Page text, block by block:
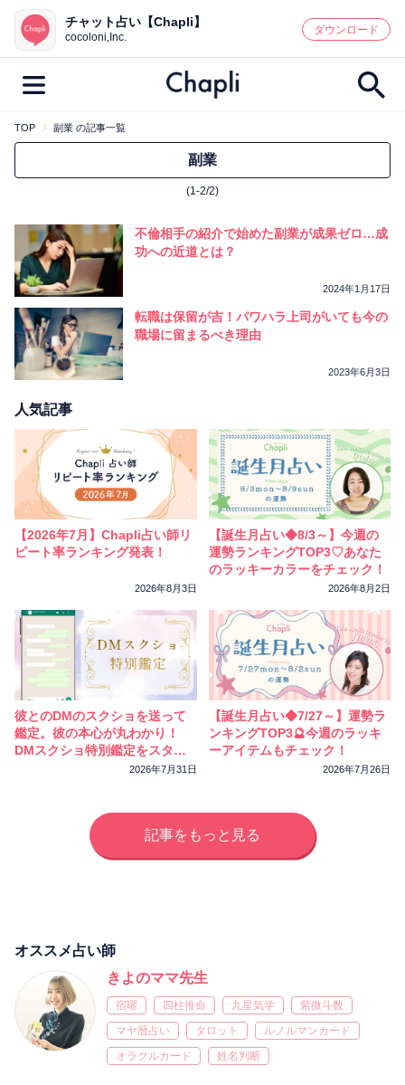
鑑定記事・占い師検索
最新記事一覧
カテゴリー別
鑑定
キーワード別
彼の気持ち 恋の行方 時期
今週の運勢
相性
チャット占い【Chapli】
cocoloni,Inc.
ダウンロード
TOP 副業 の記事一覧
副業
(1-2/2)
不倫相手の紹介で始めた副業が成果ゼロ…成
功への近道とは？
2024年1月17日
転職は保留が吉！パワハラ上司がいても今の
職場に留まるべき理由
2023年6月3日
人気記事
【2026年7月】Chapli占い師リ
ピート率ランキング発表！
2026年8月3日
【誕生月占い◆8/3～】今週の
運勢ランキングTOP3♡あなた
のラッキーカラーをチェック！
2026年8月2日
彼とのDMのスクショを送って
鑑定。彼の本心が丸わかり！
DMスクショ特別鑑定をスター
2026年7月31日
【誕生月占い◆7/27～】運勢ラ
ンキングTOP3🔮今週のラッキ
ーアイテムもチェック！
2026年7月26日
記事をもっと見る
オススメ占い師
きよのママ先生
宿曜 四柱推命 九星気学
紫微斗数
マヤ暦占い
タロット
ルノルマンカード
オラクルカード
姓名判断